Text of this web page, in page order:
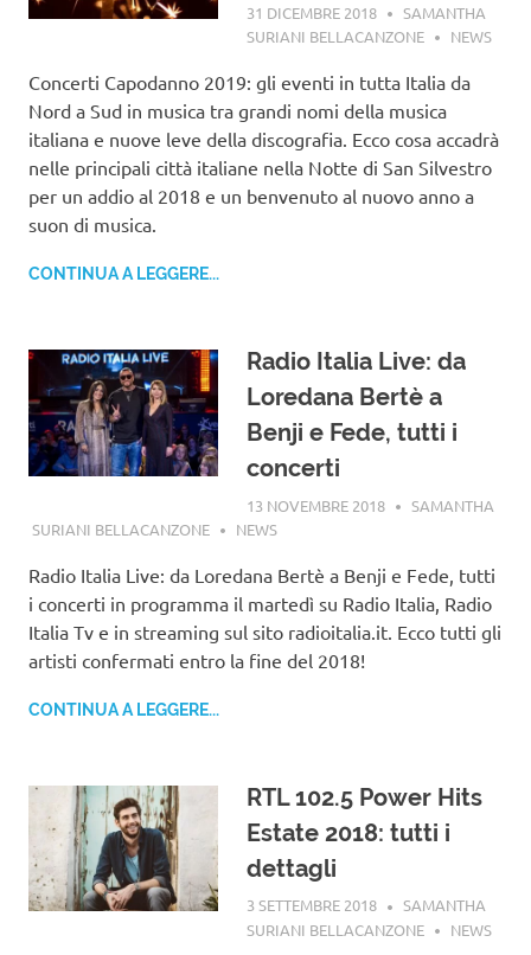
31 DICEMBRE 2018
SAMANTHA
SURIANI BELLACANZONE
NEWS
Concerti Capodanno 2019: gli eventi in tutta Italia da
Nord a Sud in musica tra grandi nomi della musica
italiana e nuove leve della discografia. Ecco cosa accadrà
nelle principali città italiane nella Notte di San Silvestro
per un addio al 2018 e un benvenuto al nuovo anno a
suon di musica.
CONTINUA A LEGGERE...
Radio Italia Live: da
Loredana Bertè a
Benji e Fede, tutti i
concerti
13 NOVEMBRE 2018
SAMANTHA
SURIANI BELLACANZONE
NEWS
Radio Italia Live: da Loredana Bertè a Benji e Fede, tutti
i concerti in programma il martedì su Radio Italia, Radio
Italia Tv e in streaming sul sito radioitalia.it. Ecco tutti gli
artisti confermati entro la fine del 2018!
CONTINUA A LEGGERE...
RTL 102.5 Power Hits
Estate 2018: tutti i
dettagli
3 SETTEMBRE 2018
SAMANTHA
SURIANI BELLACANZONE
NEWS